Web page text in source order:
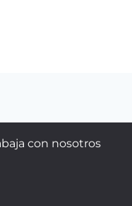
con nosotros